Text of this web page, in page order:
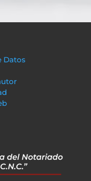
Datos